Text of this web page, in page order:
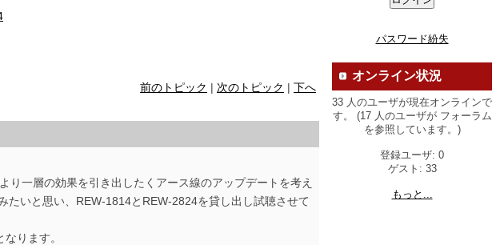
前のトピック | 次のトピック | 下へ
り一層の効果を引き出したくアース線のアップデートを考え
たいと思い、REW-1814とREW-2824を貸し出し試聴させて
ります。
パスワード紛失
オンライン状況
33 人のユーザが現在オンラインで
す。 (17 人のユーザが フォーラム
を参照しています。)
登録ユーザ: 0
ゲスト: 33
もっと...